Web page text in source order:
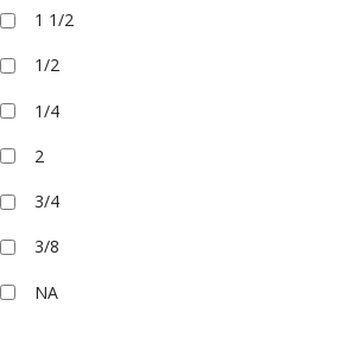
1 1/2
1/2
1/4
2
3/4
3/8
NA